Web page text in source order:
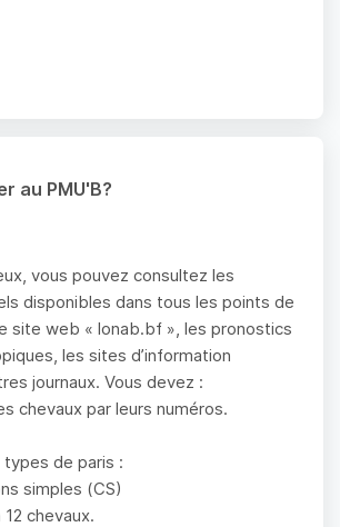
au PMU'B?
vous pouvez consultez les
disponibles dans tous les points de
site web « lonab.bf », les pronostics
les sites d’information
journaux. Vous devez :
chevaux par leurs numéros.
types de paris :
simples (CS)
chevaux.